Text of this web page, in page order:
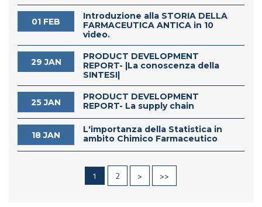
01 FEB
Introduzione alla STORIA DELLA
FARMACEUTICA ANTICA in 10
video.
29 JAN
PRODUCT DEVELOPMENT
REPORT- |La conoscenza della
SINTESI|
25 JAN
PRODUCT DEVELOPMENT
REPORT- La supply chain
18 JAN
L'importanza della Statistica in
ambito Chimico Farmaceutico
1 2 > >>